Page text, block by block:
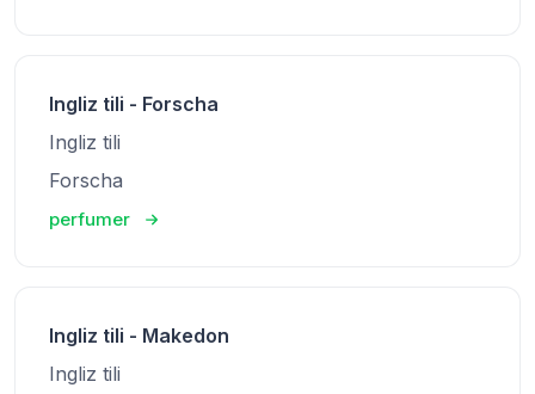
Ingliz tili - Forscha
Ingliz tili
Forscha
perfumer
Ingliz tili - Makedon
Ingliz tili